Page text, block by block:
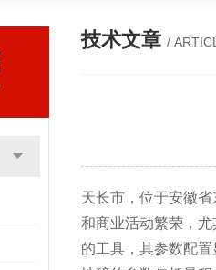
技术文章 /
天长市，位于安徽
和商业活动繁荣，
的工具，其参数配